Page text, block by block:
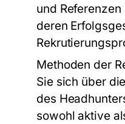
und
deren
Methoden der
Sie sich über
des
sowohl aktive